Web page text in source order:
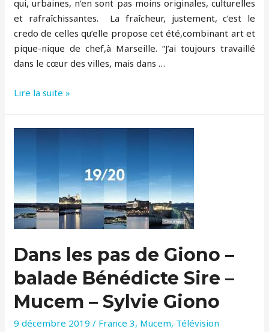
qui, urbaines, n’en sont pas moins originales, culturelles
et rafraîchissantes. La fraîcheur, justement, c’est le
credo de celles qu’elle propose cet été,combinant art et
pique-nique de chef,à Marseille. “J’ai toujours travaillé
dans le cœur des villes, mais dans …
Marseille
“Art
et
pique
nique”
Lire la suite »
Dans les pas de Giono –
balade Bénédicte Sire –
Mucem – Sylvie Giono
9 décembre 2019 / France 3, Mucem, Télévision